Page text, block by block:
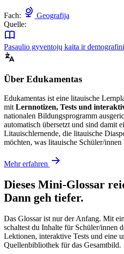
Fach:
Geografija
Quelle:
Pasaulio gyventojų kaita ir
Über Edukamentas
Edukamentas ist eine litauische
mit Lernnotizen, Tests und
nationalen Bildungsprogramm
automatisch übersetzt und sind damit
Litauischlernende, die litauische
möchten, was litauische Schüler/innen
Mehr erfahren
Dieses Mini-Glossar
Dann geh tiefer.
Das Glossar ist nur der Anfang. Mit
schaltest du Inhalte für Schüler/innen
Lektionen, interaktive Tests und eine
Quellenbibliothek für das Gesamtbild.